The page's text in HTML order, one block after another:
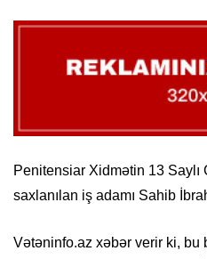
Penitensiar Xidmətin 13
saxlanılan iş adamı Sahib
Vətəninfo.az xəbər verir ki, bu